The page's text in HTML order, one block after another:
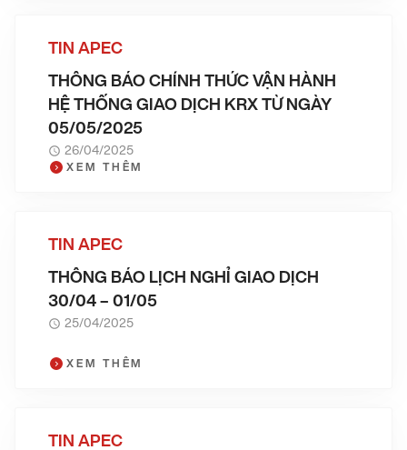
TIN APEC
THÔNG BÁO CHÍNH THỨC VẬN HÀNH
HỆ THỐNG GIAO DỊCH KRX TỪ NGÀY
05/05/2025
26/04/2025
XEM THÊM
TIN APEC
THÔNG BÁO LỊCH NGHỈ GIAO DỊCH
30/04 – 01/05
25/04/2025
XEM THÊM
TIN APEC